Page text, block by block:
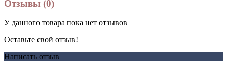
Отзывы (0)
У данного товара пока нет отзывов
Оставьте свой отзыв!
Написать отзыв